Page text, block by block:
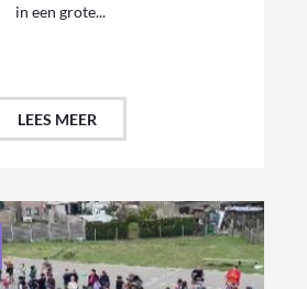
in een grote...
LEES MEER